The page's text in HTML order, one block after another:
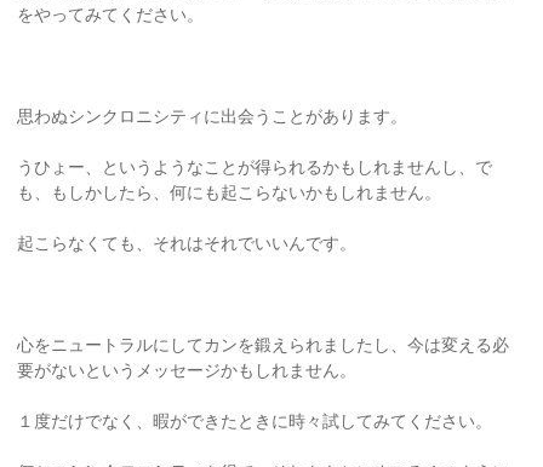
をやってみてください。
思わぬシンクロニシティに出会うことがあります。
うひょー、というようなことが得られるかもしれませんし、で
も、もしかしたら、何にも起こらないかもしれません。
起こらなくても、それはそれでいいんです。
心をニュートラルにしてカンを鍛えられましたし、今は変える必
要がないというメッセージかもしれません。
１度だけでなく、暇ができたときに時々試してみてください。